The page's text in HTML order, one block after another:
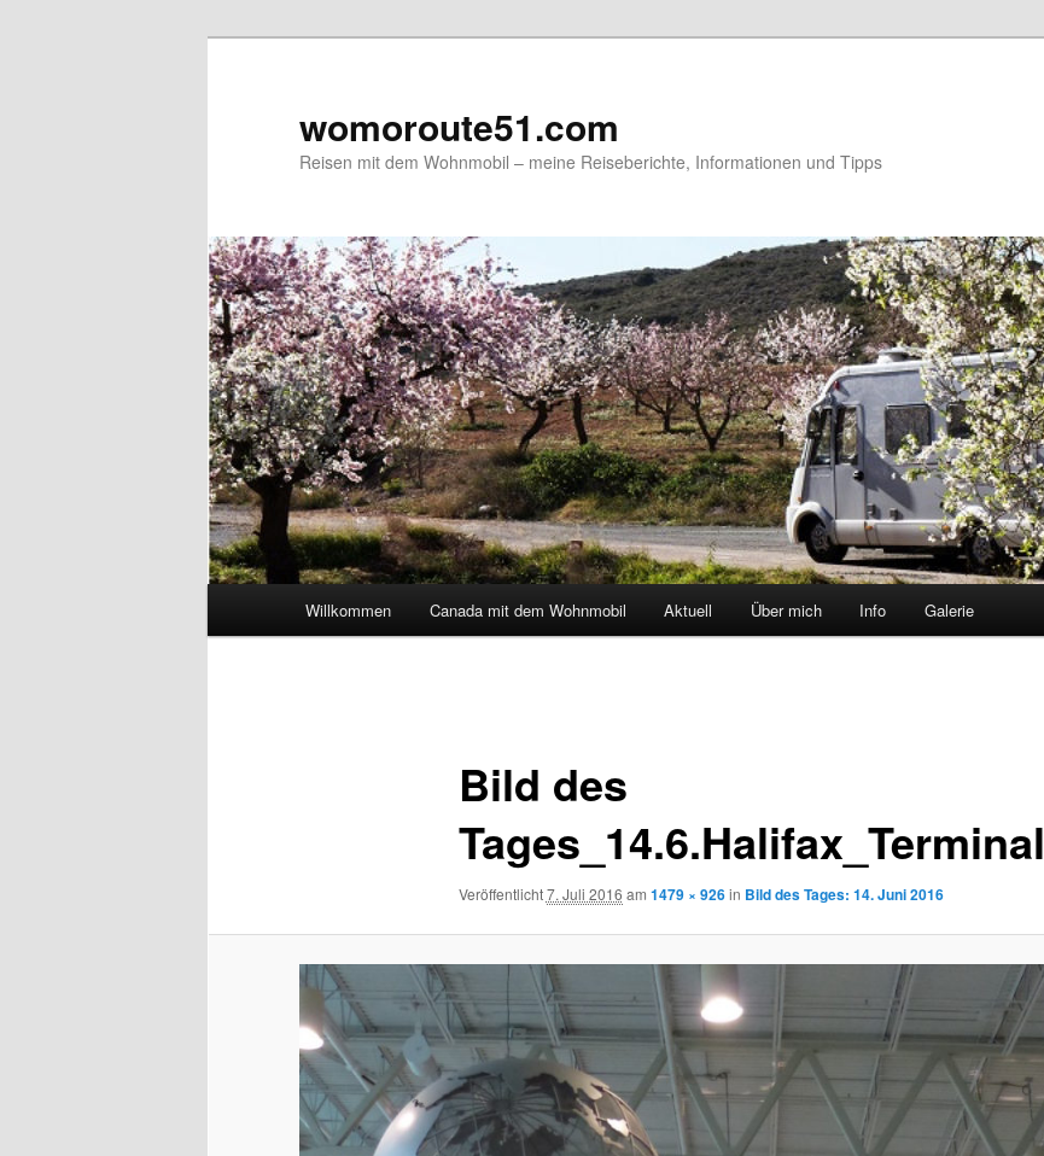
womoroute51.com
Reisen mit dem Wohnmobil – meine Reiseberichte, Informationen und Tipps
Willkommen Canada mit dem Wohnmobil Aktuell Über mich Info Galerie
Bild des
Tages_14.6.Halifax_Terminal
Veröffentlicht7. Juli 2016 am 1479 × 926in Bild des Tages: 14. Juni 2016